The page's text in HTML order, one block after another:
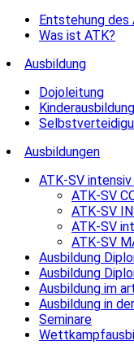
Entstehung des
Was ist ATK?
Ausbildung
Dojoleitung
Kinderausbildung
Ausbildungen
ATK-SV
ATK-SV
ATK-SV
ATK-SV
ATK-SV
Ausbildung
Ausbildung
Ausbildung im
Ausbildung in
Seminare